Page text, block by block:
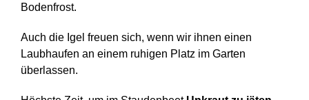
Bodenfrost.
Auch die Igel freuen sich, wenn wir ihnen einen
Laubhaufen an einem ruhigen Platz im Garten
überlassen.